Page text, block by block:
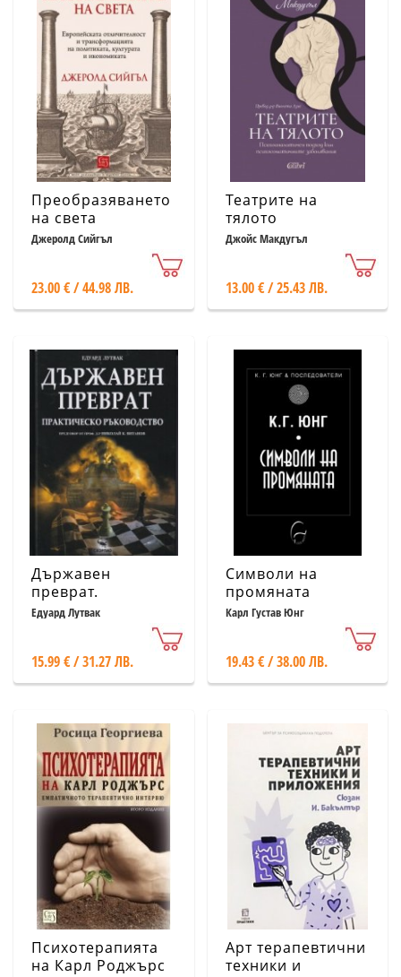
Преобразяването
на света
Джеролд Сийгъл
23.00 € / 44.98 ЛВ.
Театрите на
тялото
Джойс Макдугъл
13.00 € / 25.43 ЛВ.
Държавен
преврат.
Практическо
Едуард Лутвак
15.99 € / 31.27 ЛВ.
Символи на
промяната
Карл Густав Юнг
19.43 € / 38.00 ЛВ.
Психотерапията
на Карл Роджърс
Арт терапевтични
техники и